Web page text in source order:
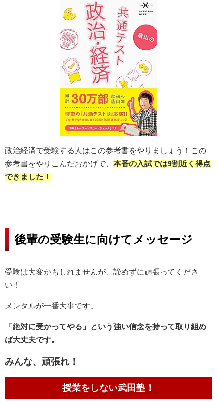
政治経済で受験する人はこの参考書をやりましょう！この
参考書をやりこんだおかげで、 本番の入試では9割近く得点
できました！
後輩の受験生に向けてメッセージ
受験は大変かもしれませんが、諦めずに頑張ってくださ
い！
メンタルが一番大事です。
「絶対に受かってやる」という強い信念を持って取り組め
ば大丈夫です。
みんな、頑張れ！
授業をしない武田塾！